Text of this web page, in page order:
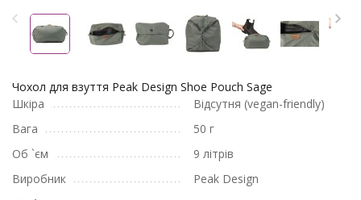
Чохол для взуття Peak Design Shoe Pouch Sage
Шкіра
Відсутня (vegan-friendly)
Вага
50 г
Об `єм
9 літрів
Виробник
Peak Design